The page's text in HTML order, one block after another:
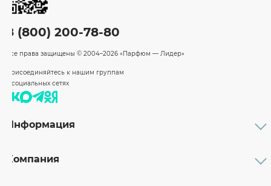
8 (800) 200-78-80
Все права защищены © 2004–2026 «Парфюм — Лидер»
Присоединяйтесь к нашим группам
в социальных сетях
Информация
Бренды
Компания